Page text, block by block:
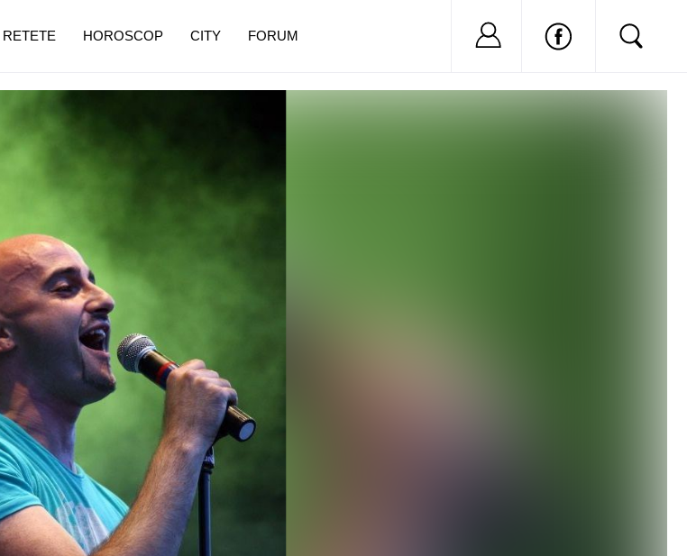
RETETE HOROSCOP CITY FORUM Nu ai cont?
de dureroasă este investigația